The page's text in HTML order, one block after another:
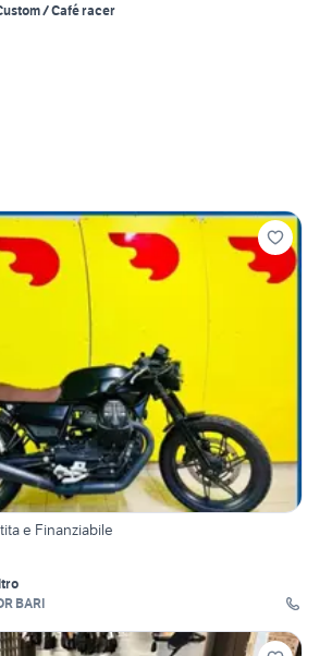
/ Café racer
e Finanziabile
BARI